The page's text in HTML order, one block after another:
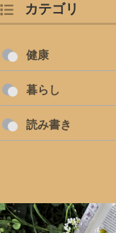
カテゴリ
健康
暮らし
読み書き